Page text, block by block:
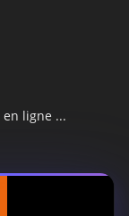
ligne ...